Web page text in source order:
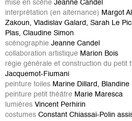
mise en scène Jeanne Candel
interprétation (en alternance) Margot
Zakoun, Vladislav Galard, Sarah Le
Plas, Claudine Simon
scénographie Jeanne Candel
collaboration artistique Marion Bois
régie générale et construction du petit
Jacquemot-Fiumani
peinture toiles Marine Dillard, Blandine
peinture petit théâtre Marie Maresca
lumières Vincent Perhirin
costumes Constant Chiassai-Polin